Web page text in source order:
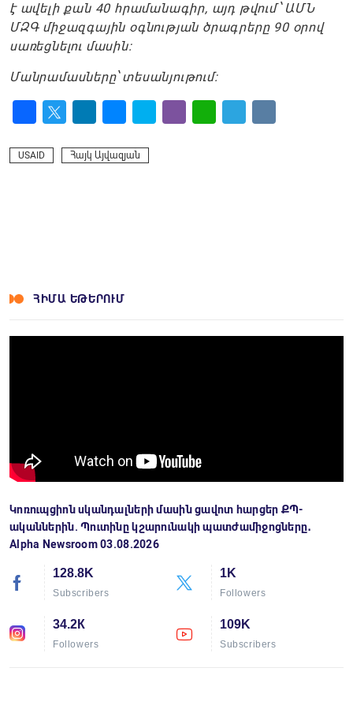
է ավելի քան 40 հրամանագիր, այդ թվում՝ ԱՄՆ
ՄԶԳ միջազգային օգնության ծրագրերը 90 օրով
սառեցնելու մասին:
Մանրամասները՝ տեսանյութում:
USAID Հայկ Այվազյան
ՀԻՄԱ ԵԹԵՐՈՒՄ
Կոռուպցիոն սկանդալների մասին ցավոտ հարցեր ՔՊ-
ականներին. Պուտինը կշարունակի պատժամիջոցները․
Alpha Newsroom 03.08.2026
128.8K
Subscribers
1K
Followers
34.2К
Followers
109K
Subscribers